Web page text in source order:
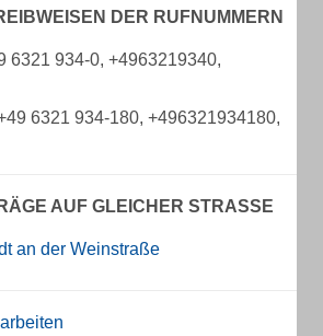
DER RUFNUMMERN
6321 934-0, +4963219340,
6321 934-180, +496321934180,
AUF GLEICHER STRASSE
an der Weinstraße